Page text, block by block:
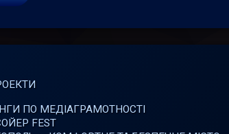
ПО МЕДІАГРАМОТНОСТІ
FEST